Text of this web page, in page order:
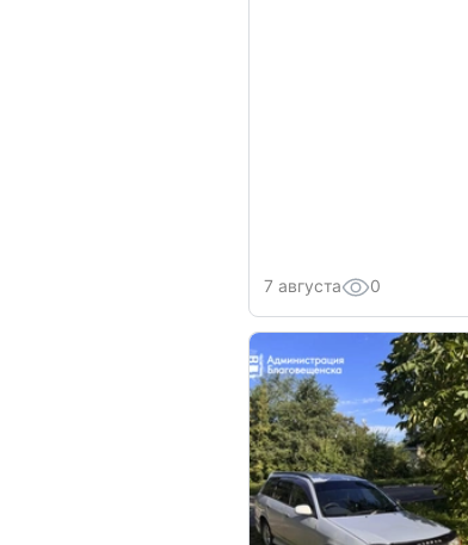
7 августа 0